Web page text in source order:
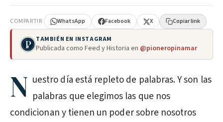
COMPARTIR WhatsApp Facebook X Copiar link
TAMBIÉN EN INSTAGRAM
Publicada como Feed y Historia en @pioneropinamar
N uestro día está repleto de palabras. Y son las
palabras que elegimos las que nos
condicionan y tienen un poder sobre nosotros